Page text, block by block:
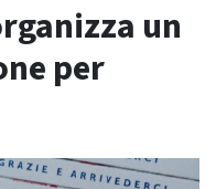
un
per